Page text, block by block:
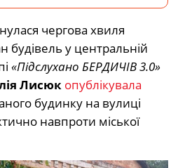
чергова хвиля
будівель у центральній
«Підслухано БЕРДИЧІВ 3.0»
Лисюк опублікувала
будинку на вулиці
навпроти міської